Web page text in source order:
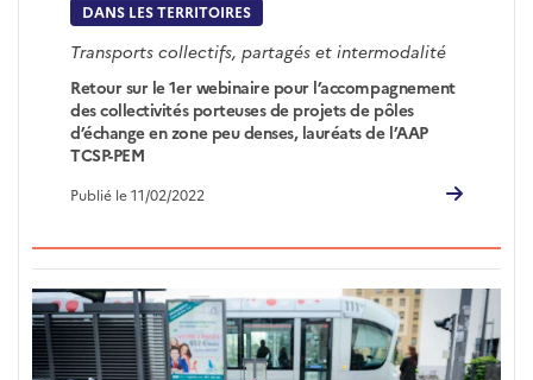
DANS LES TERRITOIRES
Transports collectifs, partagés et intermodalité
Retour sur le 1er webinaire pour l’accompagnement
des collectivités porteuses de projets de pôles
d’échange en zone peu denses, lauréats de l’AAP
TCSP-PEM
Publié le 11/02/2022